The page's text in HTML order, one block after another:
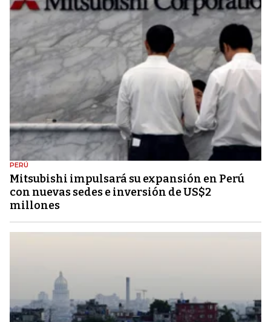
PERÚ
Mitsubishi impulsará su expansión en Perú
con nuevas sedes e inversión de US$2
millones